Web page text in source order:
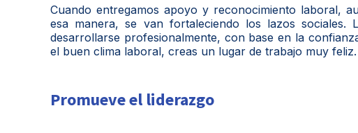
Cuando entregamos apoyo y reconocimiento laboral,
esa manera, se van fortaleciendo los lazos
desarrollarse profesionalmente, con base en la
el buen clima laboral, creas un lugar de trabajo muy feliz.
Promueve el liderazgo